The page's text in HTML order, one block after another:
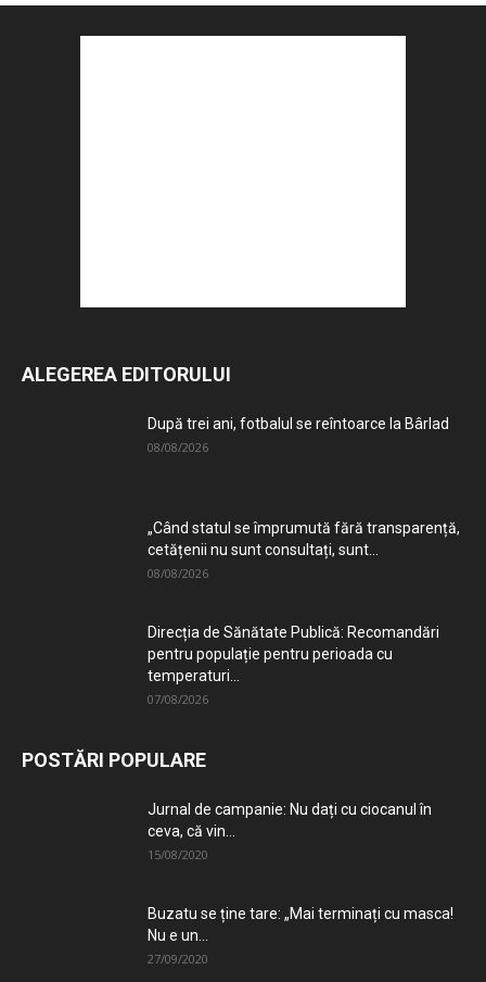
ALEGEREA EDITORULUI
După trei ani, fotbalul se reîntoarce la Bârlad
08/08/2026
„Când statul se împrumută fără transparență,
cetățenii nu sunt consultați, sunt...
08/08/2026
Direcția de Sănătate Publică: Recomandări
pentru populație pentru perioada cu
temperaturi...
07/08/2026
POSTĂRI POPULARE
Jurnal de campanie: Nu dați cu ciocanul în
ceva, că vin...
15/08/2020
Buzatu se ține tare: „Mai terminați cu masca!
Nu e un...
27/09/2020